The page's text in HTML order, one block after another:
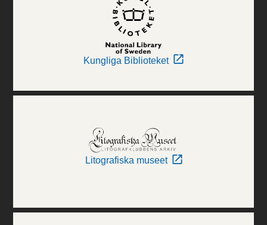
Kungliga Biblioteket
Litografiska museet